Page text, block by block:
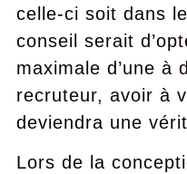
celle-ci soit dans
conseil serait
maximale d’une à
recruteur, avoir à
deviendra une
Lors de la